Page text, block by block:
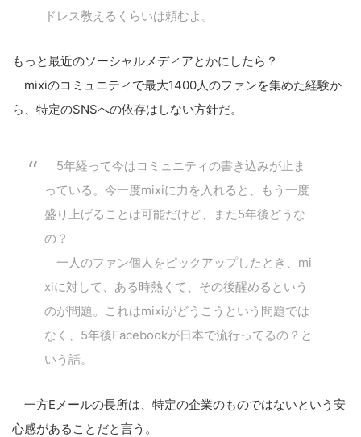
ドレス教えるくらいは頼むよ。
もっと最近のソーシャルメディアとかにしたら？
mixiのコミュニティで最大1400人のファンを集めた経験か
ら、特定のSNSへの依存はしない方針だ。
5年経って今はコミュニティの書き込みが止ま
っている。今一度mixiに力を入れると、もう一度
盛り上げることは可能だけど、また5年後どうな
の？
一人のファン個人をピックアップしたとき、mi
xiに対して、ある時熱くて、その後醒めるという
のが問題。これはmixiがどうこうという問題では
なく、5年後Facebookが日本で流行ってるの？と
いう話。
一方Eメールの長所は、特定の企業のものではないという安
心感があることだと言う。
こ